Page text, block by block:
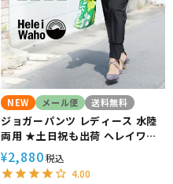
NEW メール便 送料無料
ジョガーパンツ レディース 水陸
両用 ★土日祝も出荷 ヘレイワホ
ラッシュガード 大人 きれいめ ヨ
ガパンツ リラックス ルームパン
ツ かわいい 夏 海 プール 接触 冷
¥2,880税込
4.00